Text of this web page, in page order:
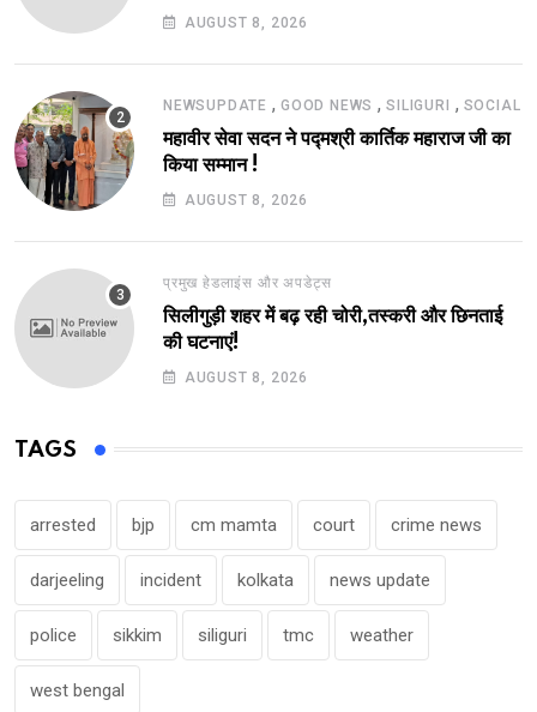
AUGUST 8, 2026
NEWSUPDATE , GOOD NEWS ,SILIGURI , SOCIAL
महावीर सेवा सदन ने पद्मश्री कार्तिक महाराज जी का
किया सम्मान !
AUGUST 8, 2026
प्रमुख हेडलाइंस और अपडेट्स
सिलीगुड़ी शहर में बढ़ रही चोरी,तस्करी और छिनताई
की घटनाएं!
AUGUST 8, 2026
TAGS
arrested bjp cm mamta court crime news
darjeeling incident kolkata news update
police sikkim siliguri tmc weather
west bengal